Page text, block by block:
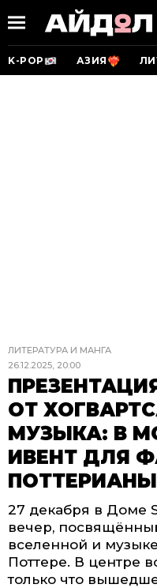
K-POP АЗИЯ
ЛИТЕРАТУРА И МАНГА
26.12.2025, 20:00
ОТ
МУЗЫКА: В
ИВЕНТ ДЛЯ
ПОТТЕРИАНЫ
27 декабря в Доме
вечер,
вселенной и
Поттере. В центре
только что